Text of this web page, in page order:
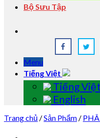
Bộ Sưu Tập
Menu
Tiếng Việt
Tiếng Việt
English
Trang chủ /Sản Phẩm /